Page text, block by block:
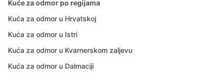
Kuće za odmor po regijama
Kuća za odmor u Hrvatskoj
Kuća za odmor u Istri
Kuća za odmor u Kvarnerskom zaljevu
Kuća za odmor u Dalmaciji